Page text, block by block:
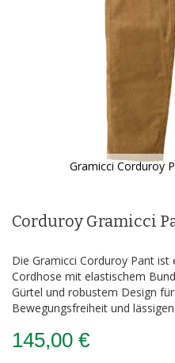
Gramicci Corduroy
der
Corduroy Gramicci
Die Gramicci Corduroy Pant
Cordhose mit elastischem
Gürtel und robustem Design
Bewegungsfreiheit und lässigen
145,00 €